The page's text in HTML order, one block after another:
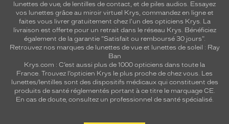
lunettes de vue, de lentilles de contact, et de piles audios. Essayez
vos lunettes grâce au miroir virtuel Krys, commandez en ligne et
faites vous livrer gratuitement chez l'un des opticiens Krys. La
livraison est offerte pour un retrait dans le réseau Krys. Bénéficiez
également de la garantie "Satisfait ou remboursé 30 jours".
Retrouvez nos marques de lunettes de vue et lunettes de soleil : Ray
Ban
Krys.com : C’est aussi plus de 1000 opticiens dans toute la
France. Trouvez l’opticien Krys le plus proche de chez vous. Les
lunettes/lentilles sont des dispositifs médicaux qui constituent des
produits de santé réglementés portant à ce titre le marquage CE.
En cas de doute, consultez un professionnel de santé spécialisé.